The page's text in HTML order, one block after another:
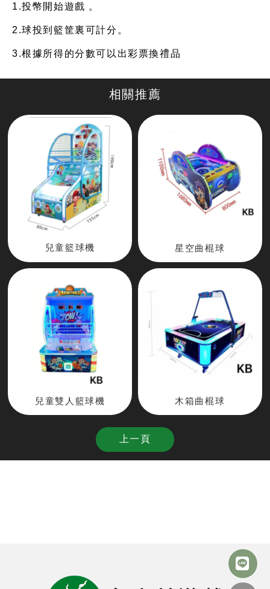
1.投幣開始遊戲 。
2.球投到籃筐裏可計分。
3.根據所得的分數可以出彩票換禮品
兒童籃球機 星空曲棍球
兒童雙人籃球機 木箱曲棍球
上一頁